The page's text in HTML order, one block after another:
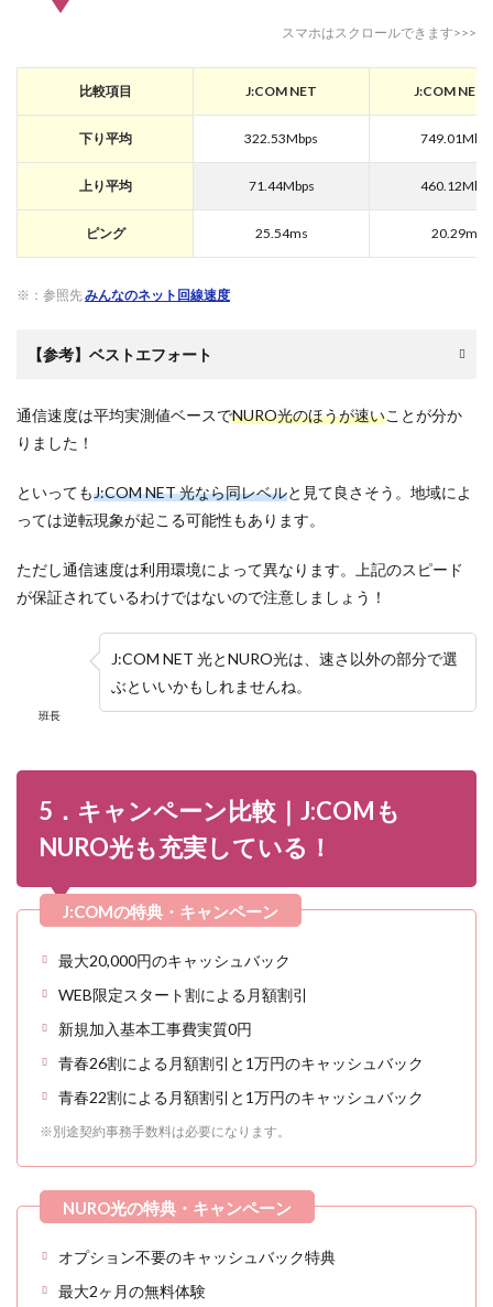
スマホはスクロールできます>>>
比較項目 J:COM NET J:COM NET
下り平均 322.53Mbps 749.01Mbps
上り平均 71.44Mbps 460.12Mbps
ピング 25.54ms 20.29ms
※：参照先みんなのネット回線速度
【参考】ベストエフォート
通信速度は平均実測値ベースでNURO光のほうが速いことが分か
りました！
といってもJ:COM NET 光なら同レベルと見て良さそう。地域によ
っては逆転現象が起こる可能性もあります。
ただし通信速度は利用環境によって異なります。上記のスピード
が保証されているわけではないので注意しましょう！
班長
J:COM NET 光とNURO光は、速さ以外の部分で選
ぶといいかもしれませんね。
5．キャンペーン比較｜J:COMも
NURO光も充実している！
最大20,000円のキャッシュバック
WEB限定スタート割による月額割引
新規加入基本工事費実質0円
青春26割による月額割引と1万円のキャッシュバック
青春22割による月額割引と1万円のキャッシュバック
※別途契約事務手数料は必要になります。
オプション不要のキャッシュバック特典
最大2ヶ月の無料体験